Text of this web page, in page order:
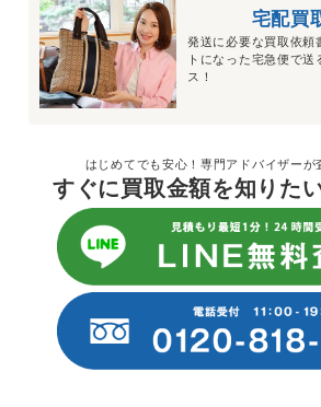
宅配買
発送に必要な買取依頼
トになった宅急便で
ス！
はじめてでも安心！専門アドバイザーが
すぐに買取金額を知りた